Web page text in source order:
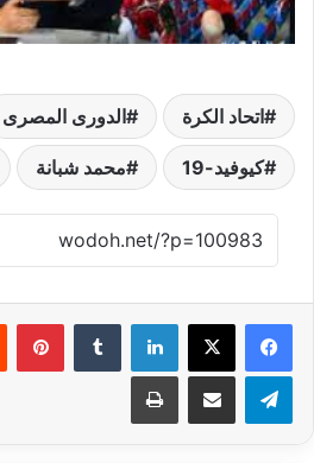
اتحاد الكرة الدورى المصرى
كيوفيد-19 محمد شبانة
لينكدإن بينتيريست